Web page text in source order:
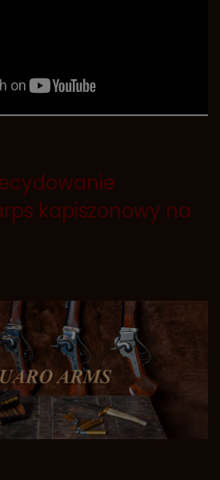
kapiszonowy na